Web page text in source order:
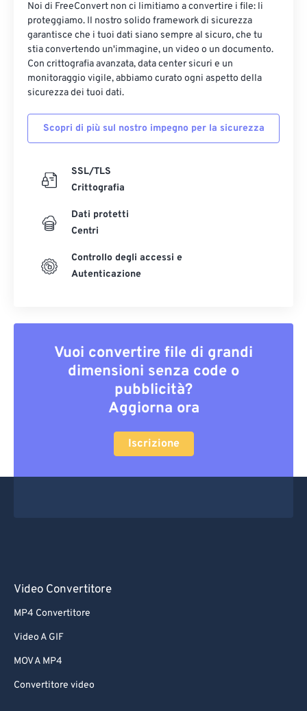
Noi di FreeConvert non ci limitiamo a convertire i file: li
proteggiamo. Il nostro solido framework di sicurezza
garantisce che i tuoi dati siano sempre al sicuro, che tu
stia convertendo un'immagine, un video o un documento.
Con crittografia avanzata, data center sicuri e un
monitoraggio vigile, abbiamo curato ogni aspetto della
sicurezza dei tuoi dati.
Scopri di più sul nostro impegno per la sicurezza
SSL/TLS
Crittografia
Dati protetti
Centri
Controllo degli accessi e
Autenticazione
Vuoi convertire file di grandi
dimensioni senza code o
pubblicità?
Aggiorna ora
Iscrizione
Video Convertitore
MP4 Convertitore
Video A GIF
MOV A MP4
Convertitore video